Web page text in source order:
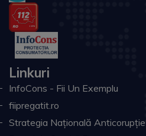
Linkuri
InfoCons - Fii Un Exemplu
fiipregatit.ro
Strategia Națională Anticorupție